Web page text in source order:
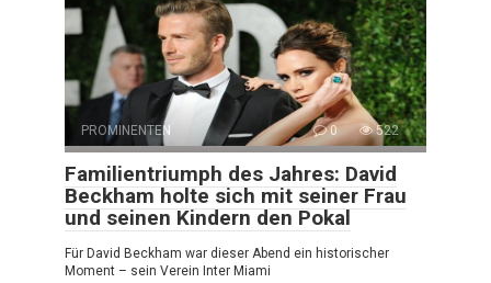
PROMINENTEN 0 522
Familientriumph des Jahres: David
Beckham holte sich mit seiner Frau
und seinen Kindern den Pokal
Für David Beckham war dieser Abend ein historischer
Moment – sein Verein Inter Miami